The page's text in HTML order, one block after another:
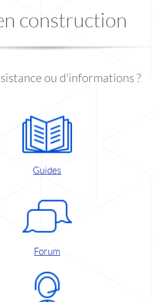
construction
ou d'informations ?
Guides
Forum